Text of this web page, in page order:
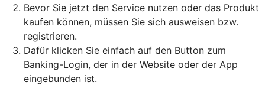
Bevor Sie jetzt den Service nutzen oder das Produkt
kaufen können, müssen Sie sich ausweisen bzw.
registrieren.
Dafür klicken Sie einfach auf den Button zum
Banking-Login, der in der Website oder der App
eingebunden ist.